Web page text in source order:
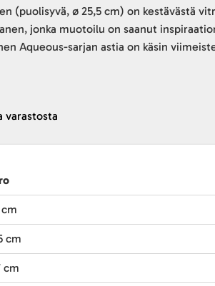
(puolisyvä, ø 25,5 cm) on kestävästä
jonka muotoilu on saanut
Aqueous-sarjan astia on käsin
varastosta
cm
cm